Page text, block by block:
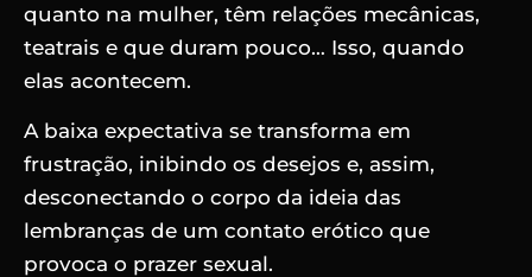
quanto na mulher, têm relações mecânicas,
teatrais e que duram pouco… Isso, quando
elas acontecem.
A baixa expectativa se transforma em
frustração, inibindo os desejos e, assim,
desconectando o corpo da ideia das
lembranças de um contato erótico que
provoca o prazer sexual.